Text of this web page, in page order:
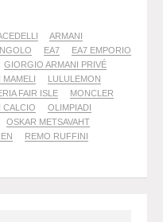
ARMANI
EA7
EA7 EMPORIO
GIORGIO ARMANI PRIVÉ
MAMELI
LULULEMON
FAIR ISLE
MONCLER
CALCIO
OLIMPIADI
OSKAR METSAVAHT
REMO RUFFINI